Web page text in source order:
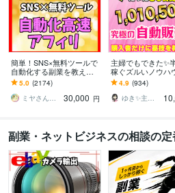
簡単！SNS×無料ツールで
自動化する副業を教えま
す 【マンツーマンサポー
ト】3ステップ作業！仕組
みを増産で加速化
5.0 (2174)
ミヤさん【ネットで月収450万円達成】
30,000 円
主婦でもできた✨
稼ぐズルいノウハ
ます 3ステップで作
能！ほぼ放置で稼
未聞のおすすめ副
4.9 (934)
ゆき✨主婦でも月収100万円✨
副業・ネットビジネスの相談の